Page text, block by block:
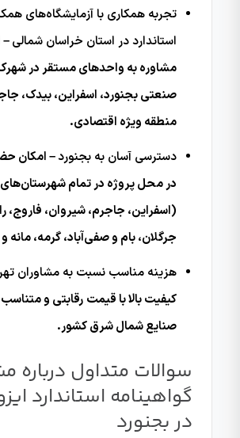
تجربه همکاری با آزمایشگاه‌های
استاندارد در استان خراسان شمالی–
مشاوره به واحدهای مستقر در
صنعتی بجنورد، اسفراین، بیدک،
منطقه ویژه اقتصادی.
دسترسی آسان به بجنورد– امکان
در محل پروژه در تمام
(اسفراین، جاجرم، شیروان، فاروج،
جرگلان، بام و صفی‌آباد، گرمه، مانه
هزینه مناسب نسبت به مشاوران
کیفیت بالا با قیمت رقابتی و متناسب
صنایع شمال شرق کشور.
سوالات متداول درباره
در بجنورد